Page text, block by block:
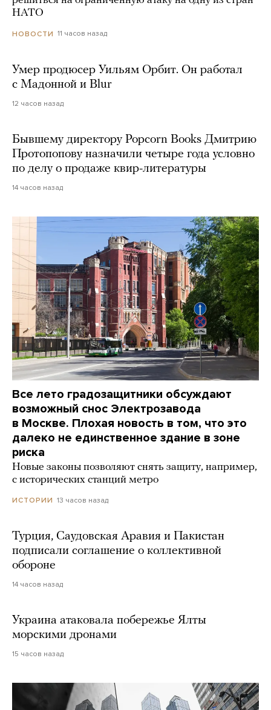
НАТО
НОВОСТИ 11 часов назад
Умер продюсер Уильям Орбит. Он работал
с Мадонной и Blur
12 часов назад
Бывшему директору Popcorn Books Дмитрию
Протопопову назначили четыре года условно
по делу о продаже квир-литературы
14 часов назад
Все лето градозащитники обсуждают
возможный снос Электрозавода
в Москве. Плохая новость в том, что это
далеко не единственное здание в зоне
риска
Новые законы позволяют снять защиту, например,
с исторических станций метро
ИСТОРИИ 13 часов назад
Турция, Саудовская Аравия и Пакистан
подписали соглашение о коллективной
обороне
14 часов назад
Украина атаковала побережье Ялты
морскими дронами
15 часов назад